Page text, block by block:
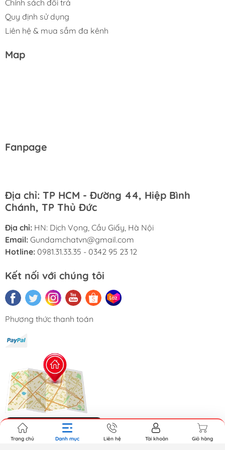
Chính sách đổi trả
Quy định sử dụng
Liên hệ & mua sắm đa kênh
Map
Fanpage
Địa chỉ: TP HCM - Đường 44, Hiệp Bình
Chánh, TP Thủ Đức
Địa chỉ: HN: Dịch Vọng, Cầu Giấy, Hà Nội
Email: Gundamchatvn@gmail.com
Hotline: 0981.31.33.35 - 0342 95 23 12
Kết nối với chúng tôi
Phương thức thanh toán
Hệ thống cửa hàng
Trang chủ Danh mục Liên hệ Tài khoản Giỏ hàng